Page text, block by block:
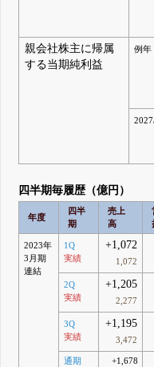
親会社株主に帰属
する当期純利益
例年
四半期毎履歴（億円）
年度
四半
期
売上
高
2023年
3月期
連結
1Q
実績
+1,072
1,072
2Q
実績
+1,205
2,277
3Q
実績
+1,195
3,472
通期
+1,678